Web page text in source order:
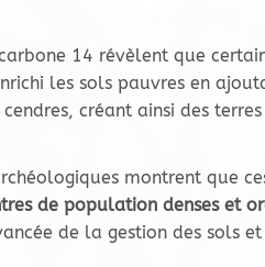
14 révèlent que
les sols pauvres en
créant ainsi des
montrent que
de population denses et
de la gestion des sols